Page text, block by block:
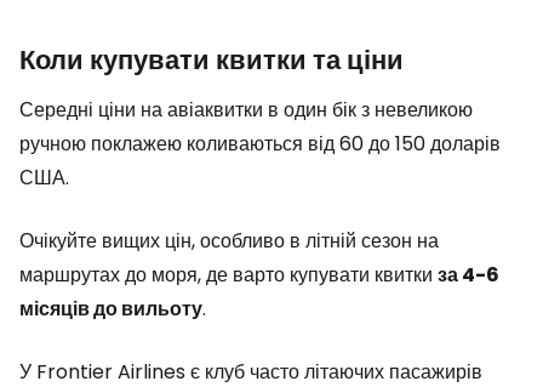
Коли купувати квитки та ціни
Середні ціни на авіаквитки в один бік з невеликою
ручною поклажею коливаються від 60 до 150 доларів
США.
Очікуйте вищих цін, особливо в літній сезон на
маршрутах до моря, де варто купувати квитки за 4-6
місяців до вильоту.
У Frontier Airlines є клуб часто літаючих пасажирів